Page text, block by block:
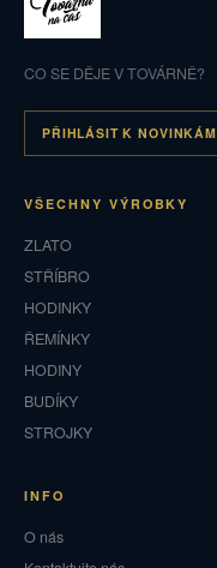
CO SE DĚJE V TOVÁRNĚ?
PŘIHLÁSIT K NOVINKÁM
VŠECHNY VÝROBKY
ZLATO
STŘÍBRO
HODINKY
ŘEMÍNKY
HODINY
BUDÍKY
STROJKY
INFO
O nás